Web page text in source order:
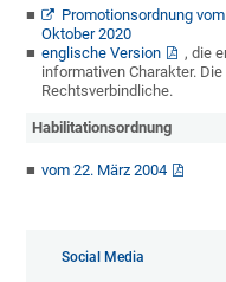
Promotionsordnung
Oktober 2020
englische Version
, die
informativen Charakter.
Rechtsverbindliche.
Habilitationsordnung
vom 22. März 2004
Social Media